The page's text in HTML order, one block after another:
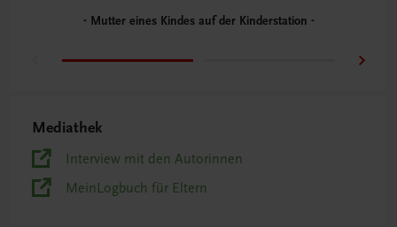
Mutter eines Kindes auf der Kinderstation
Mediathek
Interview mit den Autorinnen
MeinLogbuch für Eltern